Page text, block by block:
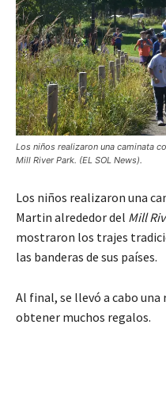
Los niños realizaron una caminata
Mill River Park. (EL SOL News).
Los niños realizaron una
Martin alrededor del Mill
mostraron los trajes
las banderas de sus países.
Al final, se llevó a cabo
obtener muchos regalos.